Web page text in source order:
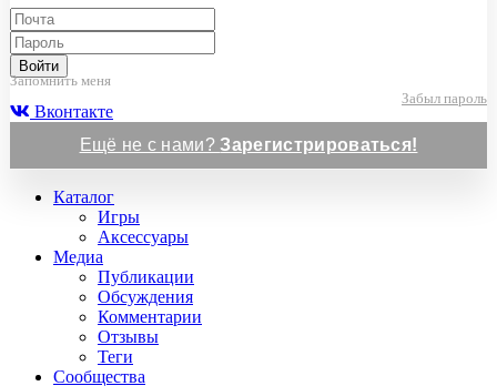
Войти
Запомнить меня
Забыл пароль
Вконтакте
Ещё не с нами?Зарегистрироваться!
Каталог
Игры
Аксессуары
Медиа
Публикации
Обсуждения
Комментарии
Отзывы
Теги
Сообщества